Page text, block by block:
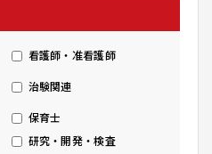
看護師・准看護師
治験関連
保育士
研究・開発・検査